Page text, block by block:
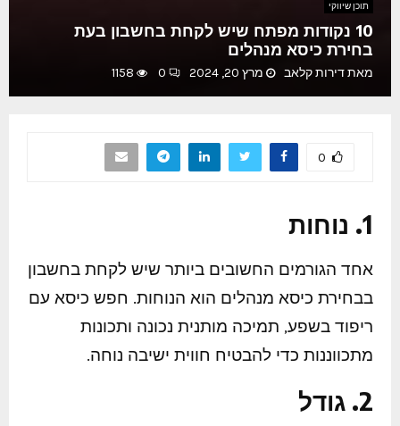
תוכן שיווקי
10 נקודות מפתח שיש לקחת בחשבון בעת
בחירת כיסא מנהלים
מאתדירות קלאב מרץ 20, 2024 0
1158
0
1. נוחות
אחד הגורמים החשובים ביותר שיש לקחת בחשבון
בבחירת כיסא מנהלים הוא הנוחות. חפש כיסא עם
ריפוד בשפע, תמיכה מותנית נכונה ותכונות
מתכווננות כדי להבטיח חווית ישיבה נוחה.
2. גודל